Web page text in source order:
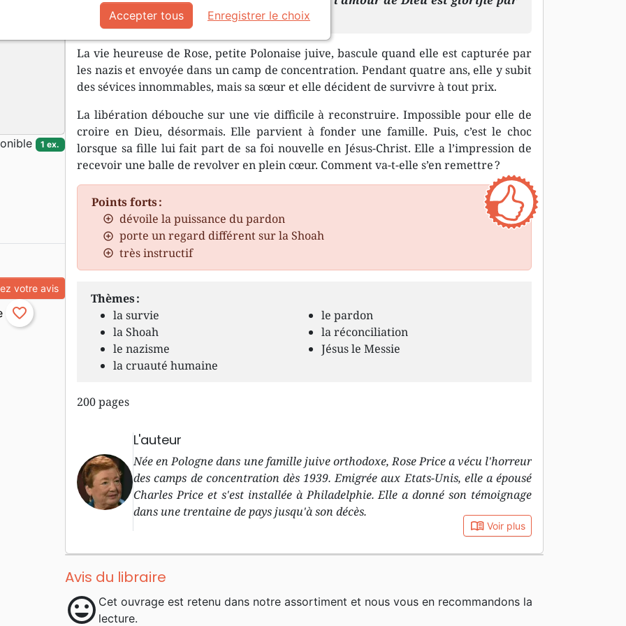
la douleur.
La vie heureuse de Rose, petite Polonaise juive, bascule quand elle est capturée par
les nazis et envoyée dans un camp de concentration. Pendant quatre ans, elle y subit
des sévices innommables, mais sa sœur et elle décident de survivre à tout prix.
La libération débouche sur une vie difficile à reconstruire. Impossible pour elle de
croire en Dieu, désormais. Elle parvient à fonder une famille. Puis, c’est le choc
lorsque sa fille lui fait part de sa foi nouvelle en Jésus-Christ. Elle a l’impression de
recevoir une balle de revolver en plein cœur. Comment va-t-elle s’en remettre ?
Points forts :
dévoile la puissance du pardon
porte un regard différent sur la Shoah
très instructif
Thèmes :
la survie
la Shoah
le nazisme
la cruauté humaine
le pardon
la réconciliation
Jésus le Messie
200 pages
L'auteur
Née en Pologne dans une famille juive orthodoxe, Rose Price a vécu l'horreur
des camps de concentration dès 1939. Emigrée aux Etats-Unis, elle a épousé
Charles Price et s'est installée à Philadelphie. Elle a donné son témoignage
dans une trentaine de pays jusqu'à son décès.
book_open Voir plus
Avis du libraire
mood Cet ouvrage est retenu dans notre assortiment et nous vous en recommandons la
lecture.
1 ex.
votre avis
favorite_border
Accepter tous Enregistrer le choix